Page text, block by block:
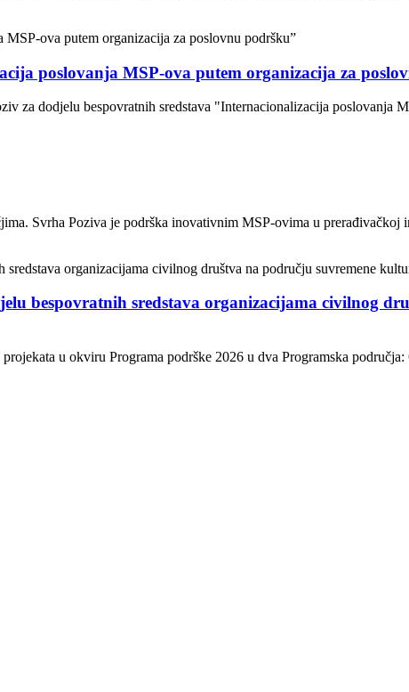
poslovanja MSP-ova putem organizacija za
za dodjelu bespovratnih sredstava "Internacionalizacija poslovanja
Svrha Poziva je podrška inovativnim MSP-ovima u
bespovratnih sredstava organizacijama civilnog
u okviru Programa podrške 2026 u dva Programska